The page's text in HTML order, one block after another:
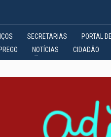
SECRETARIAS PORTAL
NOTÍCIAS CIDADÃO